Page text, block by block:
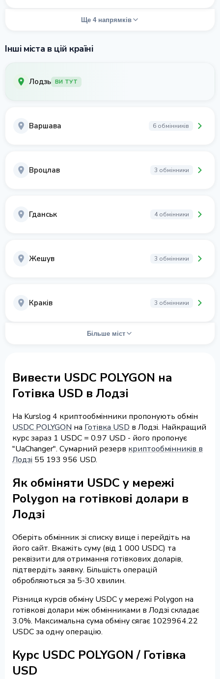
Ще 4 напрямків
Інші міста в цій країні
Лодзь ВИ ТУТ
Варшава 6 обмінників
Вроцлав 3 обмінники
Гданськ 4 обмінники
Жешув 3 обмінники
Краків 3 обмінники
Більше міст
Вивести USDC POLYGON на
Готівка USD в Лодзі
На Kurslog 4 криптообмінники пропонують обмін
USDC POLYGON на Готівка USD в Лодзі. Найкращий
курс зараз 1 USDC = 0.97 USD - його пропонує
"UaChanger". Сумарний резерв криптообмінників в
Лодзі 55 193 956 USD.
Як обміняти USDC у мережі
Polygon на готівкові долари в
Лодзі
Оберіть обмінник зі списку вище і перейдіть на
його сайт. Вкажіть суму (від 1 000 USDC) та
реквізити для отримання готівкових доларів,
підтвердіть заявку. Більшість операцій
обробляються за 5-30 хвилин.
Різниця курсів обміну USDC у мережі Polygon на
готівкові долари між обмінниками в Лодзі складає
3.0%. Максимальна сума обміну сягає 1029964.22
USDC за одну операцію.
Курс USDC POLYGON / Готівка
USD